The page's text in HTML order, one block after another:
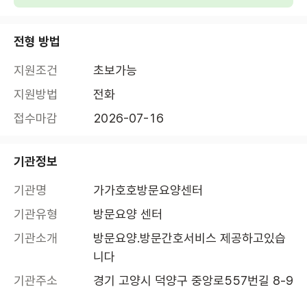
전형 방법
지원조건
초보가능
지원방법
전화
접수마감
2026-07-16
기관정보
기관명
가가호호방문요양센터
기관유형
방문요양 센터
기관소개
방문요양.방문간호서비스 제공하고있습
니다
기관주소
경기 고양시 덕양구 중앙로557번길 8-9